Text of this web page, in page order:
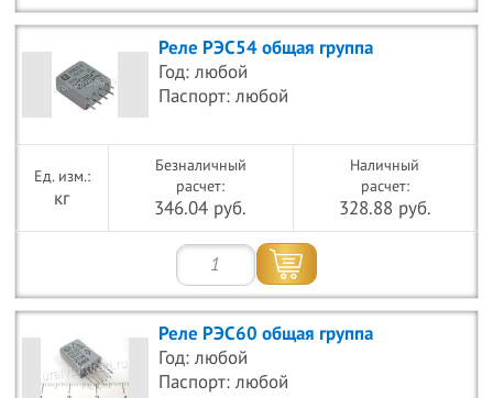
Реле РЭС54 общая группа
Год: любой
Паспорт: любой
кг
Безналичный
расчет:
346.04 руб.
Наличный
расчет:
328.88 руб.
Реле РЭС60 общая группа
Год: любой
Паспорт: любой